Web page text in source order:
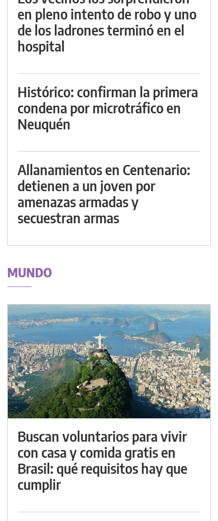
en pleno intento de robo y uno
de los ladrones terminó en el
hospital
Histórico: confirman la primera
condena por microtráfico en
Neuquén
Allanamientos en Centenario:
detienen a un joven por
amenazas armadas y
secuestran armas
MUNDO
Buscan voluntarios para vivir
con casa y comida gratis en
Brasil: qué requisitos hay que
cumplir